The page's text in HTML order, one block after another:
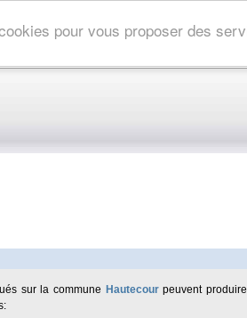
pour vous proposer des
sur la commune Hautecourpeuvent